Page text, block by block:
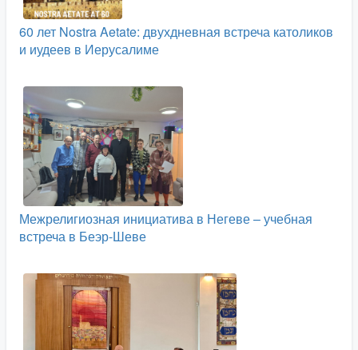
60 лет Nostra Aetate: двухдневная встреча католиков
и иудеев в Иерусалиме
Межрелигиозная инициатива в Негеве – учебная
встреча в Беэр-Шеве